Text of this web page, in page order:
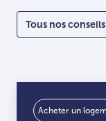
Tous nos conseils
Acheter un